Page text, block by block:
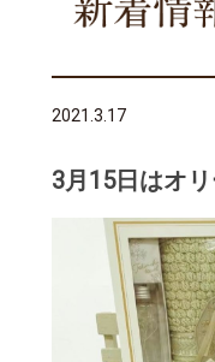
2021.3.17
3月15日はオ